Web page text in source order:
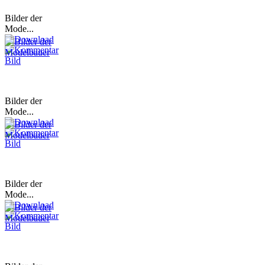
Bilder der
Mode...
Bilder der
Mode...
Bilder der
Mode...